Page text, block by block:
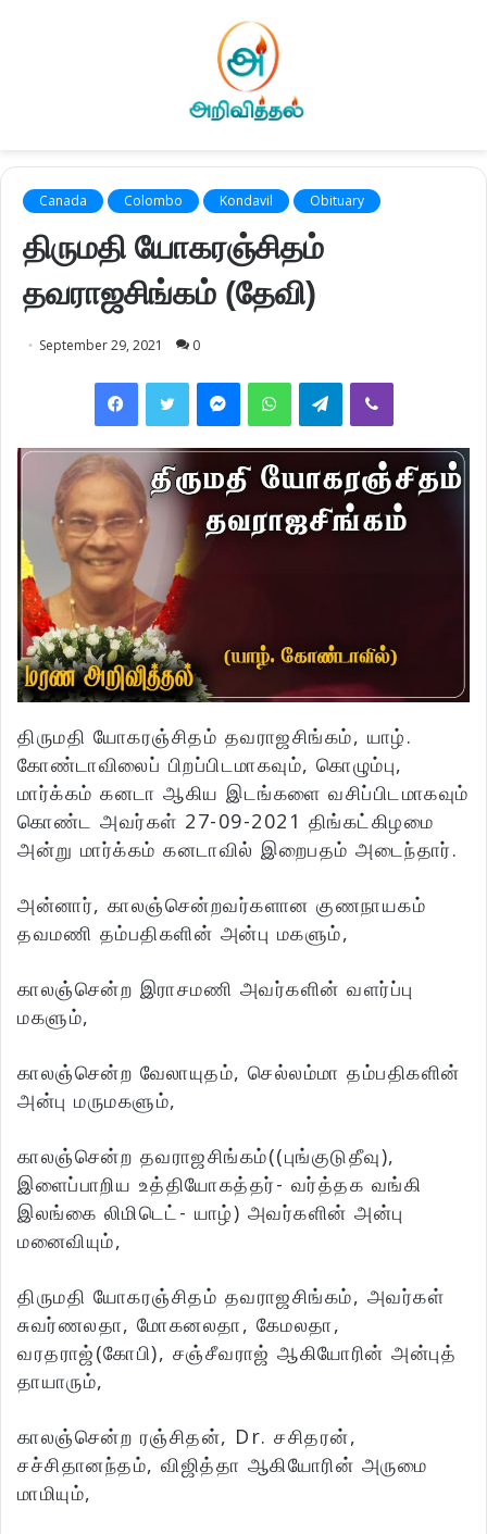
Canada Colombo Kondavil Obituary
திருமதி யோகரஞ்சிதம்
தவராஜசிங்கம் (தேவி)
September 29, 2021 0
FacebookTwitter MessengerWhatsAppTelegramViber
திருமதி யோகரஞ்சிதம் தவராஜசிங்கம், யாழ்.
கோண்டாவிலைப் பிறப்பிடமாகவும், கொழும்பு,
மார்க்கம் கனடா ஆகிய இடங்களை வசிப்பிடமாகவும்
கொண்ட அவர்கள் 27-09-2021 திங்கட்கிழமை
அன்று மார்க்கம் கனடாவில் இறைபதம் அடைந்தார்.
அன்னார், காலஞ்சென்றவர்களான குணநாயகம்
தவமணி தம்பதிகளின் அன்பு மகளும்,
காலஞ்சென்ற இராசமணி அவர்களின் வளர்ப்பு
மகளும்,
காலஞ்சென்ற வேலாயுதம், செல்லம்மா தம்பதிகளின்
அன்பு மருமகளும்,
காலஞ்சென்ற தவராஜசிங்கம்((புங்குடுதீவு),
இளைப்பாறிய உத்தியோகத்தர்- வர்த்தக வங்கி
இலங்கை லிமிடெட்- யாழ்) அவர்களின் அன்பு
மனைவியும்,
திருமதி யோகரஞ்சிதம் தவராஜசிங்கம், அவர்கள்
சுவர்ணலதா, மோகனலதா, கேமலதா,
வரதராஜ்(கோபி), சஞ்சீவராஜ் ஆகியோரின் அன்புத்
தாயாரும்,
காலஞ்சென்ற ரஞ்சிதன், Dr. சசிதரன்,
சச்சிதானந்தம், விஜித்தா ஆகியோரின் அருமை
மாமியும்,